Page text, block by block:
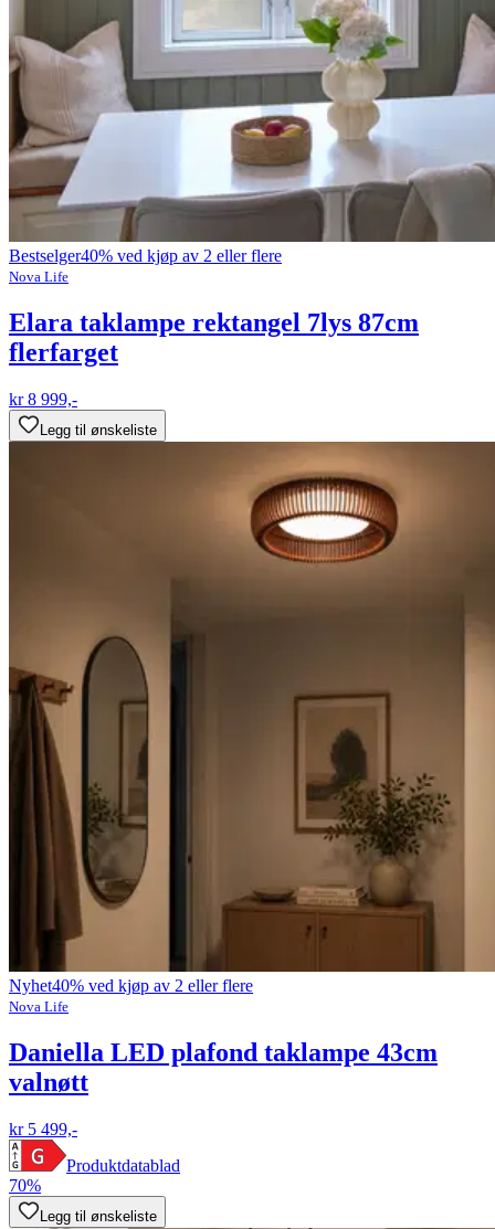
Bestselger40% ved kjøp av 2 eller flere
Nova Life
Elara taklampe rektangel 7lys 87cm
flerfarget
kr 8 999,-
Legg til ønskeliste
Nyhet40% ved kjøp av 2 eller flere
Nova Life
Daniella LED plafond taklampe 43cm
valnøtt
kr 5 499,-
Produktdatablad
70%
Legg til ønskeliste